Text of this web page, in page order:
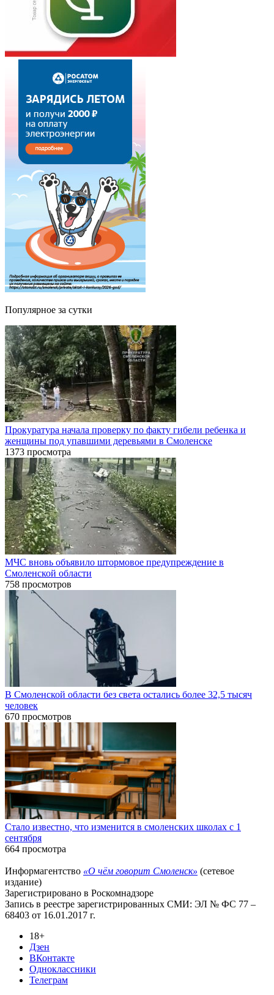
Популярное за сутки
Прокуратура начала проверку по факту гибели ребенка и
женщины под упавшими деревьями в Смоленске
1373 просмотра
МЧС вновь объявило штормовое предупреждение в
Смоленской области
758 просмотров
В Смоленской области без света остались более 32,5 тысяч
человек
670 просмотров
Стало известно, что изменится в смоленских школах с 1
сентября
664 просмотра
Информагентство «О чём говорит Смоленск» (сетевое
издание)
Зарегистрировано в Роскомнадзоре
Запись в реестре зарегистрированных СМИ: ЭЛ № ФС 77 –
68403 от 16.01.2017 г.
18+
Дзен
ВКонтакте
Одноклассники
Телеграм